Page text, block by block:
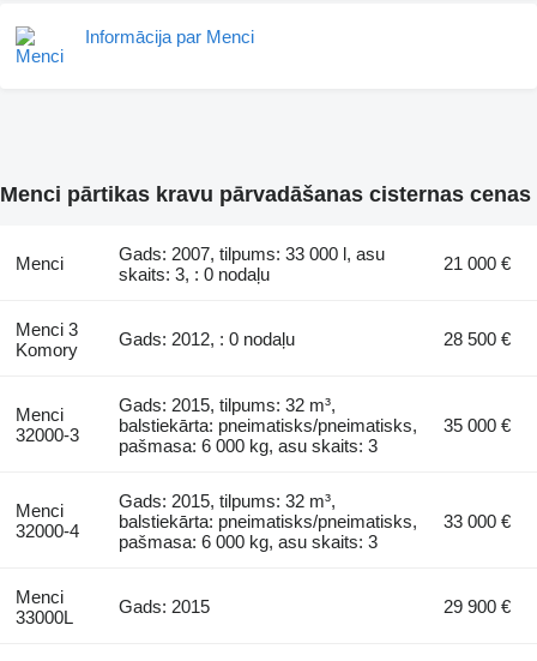
Informācija par Menci
Menci pārtikas kravu pārvadāšanas cisternas cenas
Menci
Gads: 2007, tilpums: 33 000 l, asu
skaits: 3, : 0 nodaļu
21 000 €
Menci 3
Komory
Gads: 2012, : 0 nodaļu 28 500 €
Menci
32000-3
Gads: 2015, tilpums: 32 m³,
balstiekārta: pneimatisks/pneimatisks,
pašmasa: 6 000 kg, asu skaits: 3
35 000 €
Menci
32000-4
Gads: 2015, tilpums: 32 m³,
balstiekārta: pneimatisks/pneimatisks,
pašmasa: 6 000 kg, asu skaits: 3
33 000 €
Menci
33000L
Gads: 2015 29 900 €